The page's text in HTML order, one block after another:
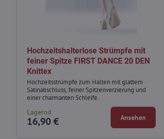
Hochzeitshalterlose Strümpfe mit
feiner Spitze FIRST DANCE 20 DEN
Knittex
Hochzeitsstrümpfe zum Halten mit glattem
Satinabschluss, feiner Spitzenverzierung und
einer charmanten Schleife.
Lagernd
16,90 € Ansehen